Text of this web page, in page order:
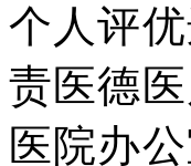
个人评
责医德
医院办